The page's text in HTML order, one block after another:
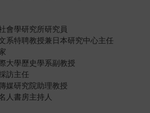
會學研究所研究員
系特聘教授兼日本研究中心主任
大學歷史學系副教授
訪主任
媒研究院助理教授
人書房主持人